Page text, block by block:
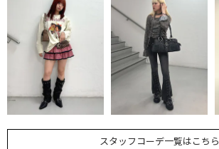
スタッフコーデ一覧はこちら